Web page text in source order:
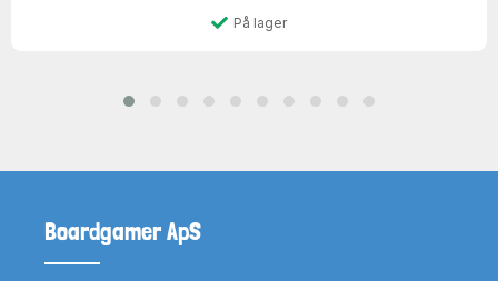
På lager
Boardgamer ApS